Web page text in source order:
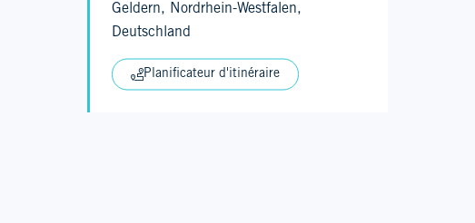
Geldern, Nordrhein-Westfalen,
Deutschland
Planificateur d'itinéraire